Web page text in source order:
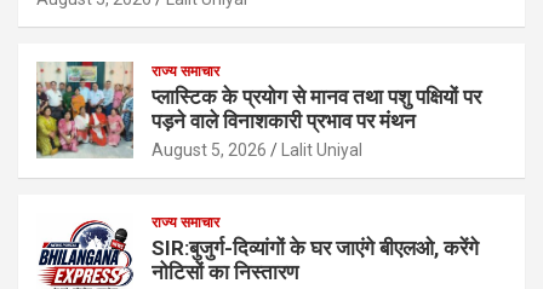
राज्य समाचार
प्लास्टिक के प्रयोग से मानव तथा पशु पक्षियों पर
पड़ने वाले विनाशकारी प्रभाव पर मंथन
August 5, 2026 Lalit Uniyal
राज्य समाचार
SIR:बुजुर्ग-दिव्यांगों के घर जाएंगे बीएलओ, करेंगे
नोटिसों का निस्तारण